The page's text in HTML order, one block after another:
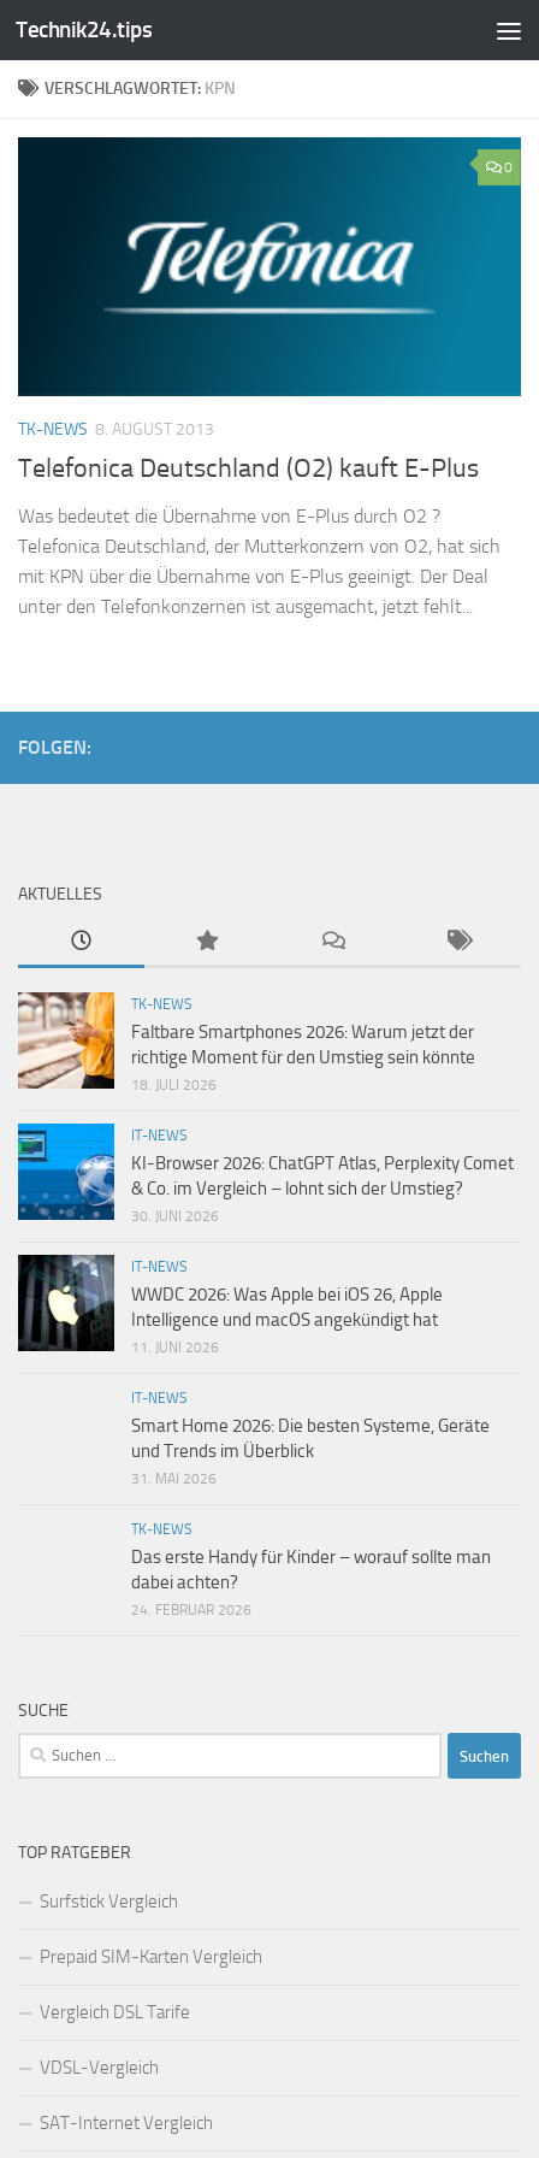
Zum Inhalt springen
Technik24.tips
VERSCHLAGWORTET: KPN
0
TK-NEWS 8. AUGUST 2013
Telefonica Deutschland (O2) kauft E-Plus
Was bedeutet die Übernahme von E-Plus durch O2 ?
Telefonica Deutschland, der Mutterkonzern von O2, hat sich
mit KPN über die Übernahme von E-Plus geeinigt. Der Deal
unter den Telefonkonzernen ist ausgemacht, jetzt fehlt...
FOLGEN:
AKTUELLES
TK-NEWS
Faltbare Smartphones 2026: Warum jetzt der
richtige Moment für den Umstieg sein könnte
18. JULI 2026
IT-NEWS
KI-Browser 2026: ChatGPT Atlas, Perplexity Comet
& Co. im Vergleich – lohnt sich der Umstieg?
30. JUNI 2026
IT-NEWS
WWDC 2026: Was Apple bei iOS 26, Apple
Intelligence und macOS angekündigt hat
11. JUNI 2026
IT-NEWS
Smart Home 2026: Die besten Systeme, Geräte
und Trends im Überblick
31. MAI 2026
TK-NEWS
Das erste Handy für Kinder – worauf sollte man
dabei achten?
24. FEBRUAR 2026
SUCHE
Suchen
nach:
TOP RATGEBER
Surfstick Vergleich
Prepaid SIM-Karten Vergleich
Vergleich DSL Tarife
VDSL-Vergleich
SAT-Internet Vergleich